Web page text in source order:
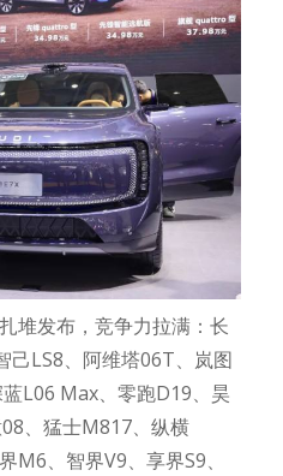
堆发布，竞争力拉满：长
己LS8、阿维塔06T、岚图
L06 Max、零跑D19、昊
、猛士M817、纵横
M6、智界V9、享界S9、